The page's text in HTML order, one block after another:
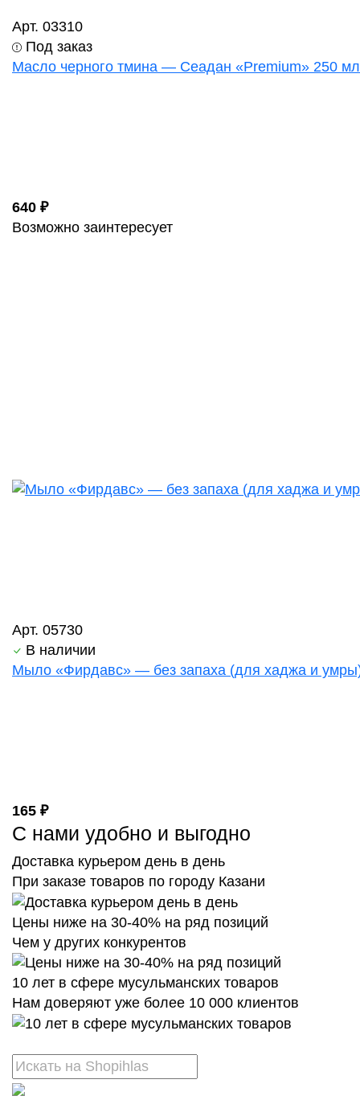
Арт. 03310
Под заказ
Масло черного тмина — Сеадан «Premium» 250 мл
640 ₽
Возможно заинтересует
Арт. 05730
В наличии
Мыло «Фирдавс» — без запаха (для хаджа и
165 ₽
С нами удобно и выгодно
Доставка курьером день в день
При заказе товаров по городу Казани
Цены ниже на 30-40% на ряд позиций
Чем у других конкурентов
10 лет в сфере мусульманских товаров
Нам доверяют уже более 10 000 клиентов